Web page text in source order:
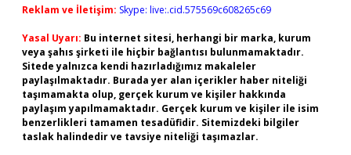
Reklam ve İletişim: Skype: live:.cid.575569c608265c69
Yasal Uyarı: Bu internet sitesi, herhangi bir marka, kurum
veya şahıs şirketi ile hiçbir bağlantısı bulunmamaktadır.
Sitede yalnızca kendi hazırladığımız makaleler
paylaşılmaktadır. Burada yer alan içerikler haber niteliği
taşımamakta olup, gerçek kurum ve kişiler hakkında
paylaşım yapılmamaktadır. Gerçek kurum ve kişiler ile isim
benzerlikleri tamamen tesadüfidir. Sitemizdeki bilgiler
taslak halindedir ve tavsiye niteliği taşımazlar.